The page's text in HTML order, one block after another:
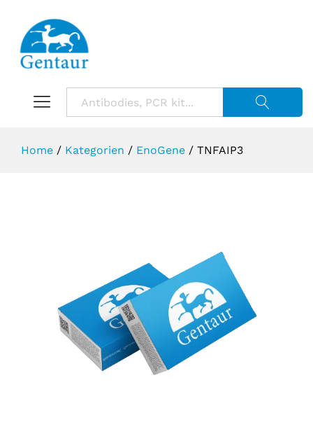
Home / Kategorien / EnoGene / TNFAIP3